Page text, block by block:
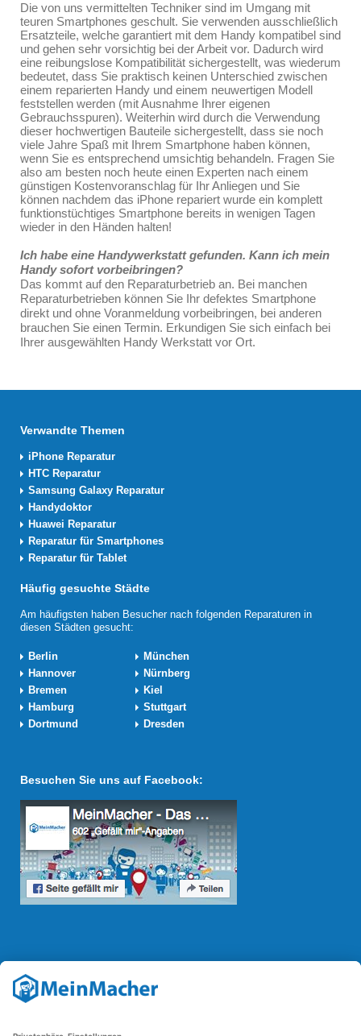
Die von uns vermittelten Techniker sind im Umgang mit
teuren Smartphones geschult. Sie verwenden ausschließlich
Ersatzteile, welche garantiert mit dem Handy kompatibel sind
und gehen sehr vorsichtig bei der Arbeit vor. Dadurch wird
eine reibungslose Kompatibilität sichergestellt, was wiederum
bedeutet, dass Sie praktisch keinen Unterschied zwischen
einem reparierten Handy und einem neuwertigen Modell
feststellen werden (mit Ausnahme Ihrer eigenen
Gebrauchsspuren). Weiterhin wird durch die Verwendung
dieser hochwertigen Bauteile sichergestellt, dass sie noch
viele Jahre Spaß mit Ihrem Smartphone haben können,
wenn Sie es entsprechend umsichtig behandeln. Fragen Sie
also am besten noch heute einen Experten nach einem
günstigen Kostenvoranschlag für Ihr Anliegen und Sie
können nachdem das iPhone repariert wurde ein komplett
funktionstüchtiges Smartphone bereits in wenigen Tagen
wieder in den Händen halten!
Ich habe eine Handywerkstatt gefunden. Kann ich mein
Handy sofort vorbeibringen?
Das kommt auf den Reparaturbetrieb an. Bei manchen
Reparaturbetrieben können Sie Ihr defektes Smartphone
direkt und ohne Voranmeldung vorbeibringen, bei anderen
brauchen Sie einen Termin. Erkundigen Sie sich einfach bei
Ihrer ausgewählten Handy Werkstatt vor Ort.
Verwandte Themen
iPhone Reparatur
HTC Reparatur
Samsung Galaxy Reparatur
Handydoktor
Huawei Reparatur
Reparatur für Smartphones
Reparatur für Tablet
Häufig gesuchte Städte
Am häufigsten haben Besucher nach folgenden Reparaturen in
diesen Städten gesucht:
Berlin
München
Hannover
Nürnberg
Bremen
Kiel
Hamburg
Stuttgart
Dortmund
Dresden
Besuchen Sie uns auf Facebook:
Reparatur Revolution
Mit derReparatur-Revolution
Reparaturbedingungen in Deutschland: Für Produkte, die sich gut
reparierenden Betriebe und des Reparatur-Know-hows in